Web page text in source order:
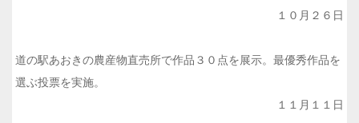
１０月２６日
道の駅あおきの農産物直売所で作品３０点を展示。最優秀作品を
選ぶ投票を実施。
１１月１１日